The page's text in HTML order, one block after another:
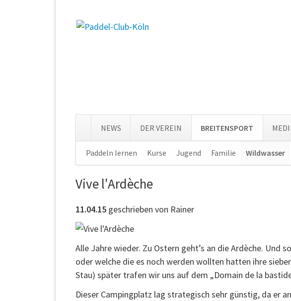
NEWS DER VEREIN BREITENSPORT
Paddeln lernen Kurse Jugend Familie Wildwasser
Vive l'Ardèche
11.04.15 geschrieben von Rainer
Alle Jahre wieder. Zu Ostern geht’s an die Ardèche. Und
oder welche die es noch werden wollten hatten ihre
Stau) später trafen wir uns auf dem „Domain de la
Dieser Campingplatz lag strategisch sehr günstig, da er